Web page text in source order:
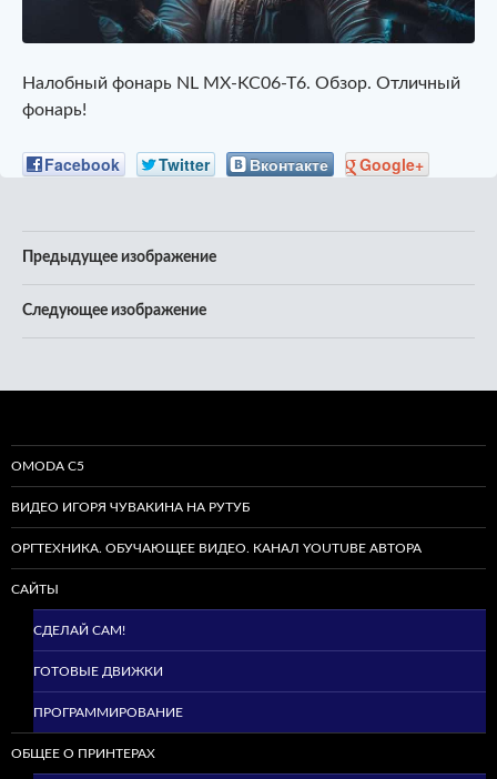
Налобный фонарь NL MX-KC06-T6. Обзор. Отличный
фонарь!
Facebook Twitter Вконтакте Google+
Предыдущее изображение
Следующее изображение
OMODA C5
ВИДЕО ИГОРЯ ЧУВАКИНА НА РУТУБ
ОРГТЕХНИКА. ОБУЧАЮЩЕЕ ВИДЕО. КАНАЛ YOUTUBE АВТОРА
САЙТЫ
СДЕЛАЙ САМ!
ГОТОВЫЕ ДВИЖКИ
ПРОГРАММИРОВАНИЕ
ОБЩЕЕ О ПРИНТЕРАХ